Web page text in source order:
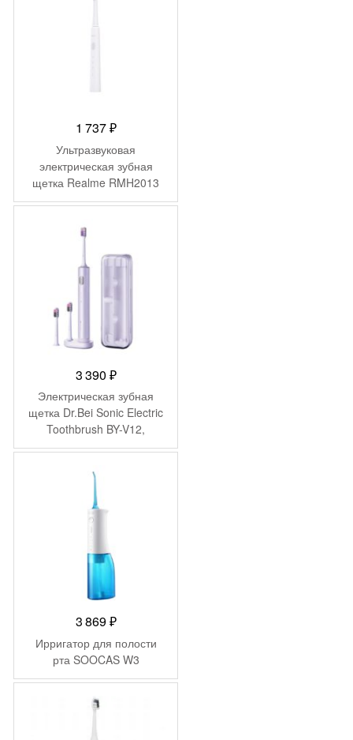
1 737₽
Ультразвуковая
электрическая зубная
щетка Realme RMH2013
(N1) Цвет: Белый (White)
3 390 ₽
Электрическая зубная
щетка Dr.Bei Sonic Electric
Toothbrush BY-V12,
фиолетовое золото
3 869₽
Ирригатор для полости
рта SOOCAS W3